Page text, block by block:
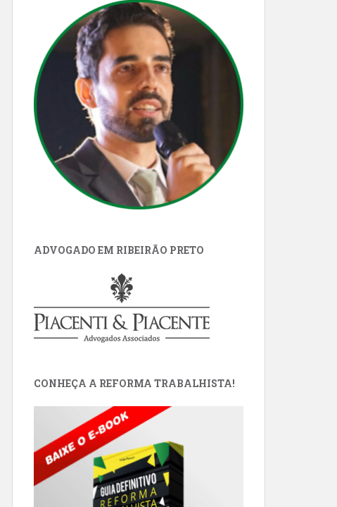
ADVOGADO EM RIBEIRÃO PRETO
CONHEÇA A REFORMA TRABALHISTA!